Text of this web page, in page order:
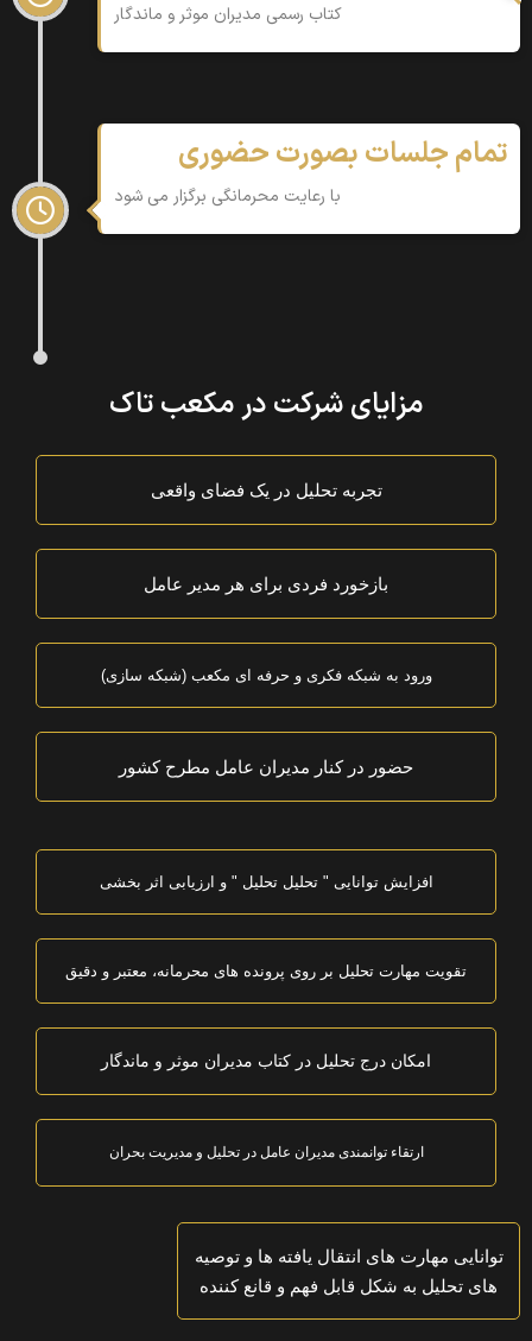
کتاب رسمی مدیران موثر و ماندگار
تمام جلسات بصورت حضوری
با رعایت محرمانگی برگزار می شود
مزایای شرکت در مکعب تاک
تجربه تحلیل در یک فضای واقعی
بازخورد فردی برای هر مدیر عامل
ورود به شبکه فکری و حرفه ای مکعب (شبکه سازی)
حضور در کنار مدیران عامل مطرح کشور
افزایش توانایی " تحلیل تحلیل " و ارزیابی اثر بخشی
تقویت مهارت تحلیل بر روی پرونده های محرمانه، معتبر و دقیق
امکان درج تحلیل در کتاب مدیران موثر و ماندگار
ارتقاء توانمندی مدیران عامل در تحلیل و مدیریت بحران
توانایی مهارت های انتقال یافته ها و توصیه
های تحلیل به شکل قابل فهم و قانع کننده